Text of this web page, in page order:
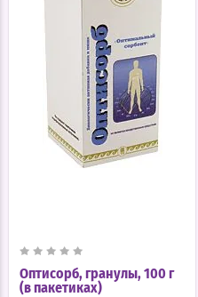
Оптисорб, гранулы, 100 г
(в пакетиках)